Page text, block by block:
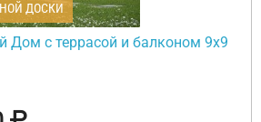
ДОСКИ
с террасой и балконом 9х9